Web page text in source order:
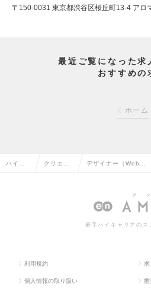
〒150-0031 東京都渋谷区桜丘町13-4 アロ
最近ご覧になった求
おすすめの
ホーム
ハイク クリエイ デザイナー（Web・
連）の転職
若手ハイキャリアのス
利用規約 求
個人情報の取り扱い 推